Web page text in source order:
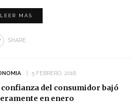
LEER MÁS
SHARE
5 FEBRERO, 2018
confianza del consumidor bajó
en enero